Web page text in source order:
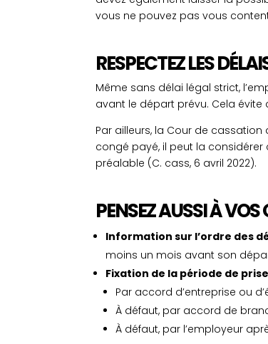
vous ne pouvez pas vous
RESPECTEZ LES
Même sans délai légal strict,
avant le départ prévu. Cela évite
Par ailleurs, la Cour de
congé payé, il peut la
préalable (C. cass, 6 avril 2022).
PENSEZ AUSSI À
Information sur l’ordre des
moins un mois avant son
Fixation de la période de
Par accord d’entreprise ou
À défaut, par accord de
À défaut, par l’employeur